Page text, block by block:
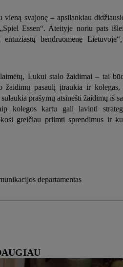
vieną svajonę – apsilankiau
Essen“. Ateityje noriu pats
bendruomenę
Lukui stalo žaidimai – tai
žaidimų pasaulį įtraukia ir kolegas,
prašymų atsinešti žaidimų iš
kolegos kartu gali lavinti
greičiau priimti sprendimus ir
departamentas
paspaudus čia.